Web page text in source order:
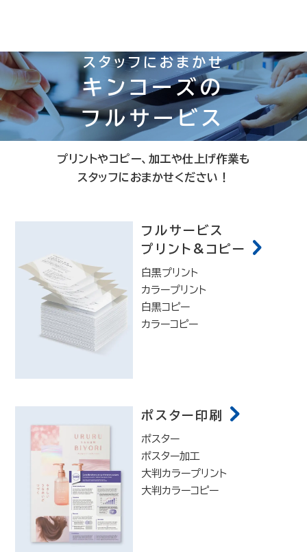
スタッフにおまかせ
キンコーズの
フルサービス
プリントやコピー、加工や仕上げ作業も
スタッフにおまかせください！
フルサービス
プリント&コピー
白黒プリント
カラープリント
白黒コピー
カラーコピー
ポスター印刷
ポスター
ポスター加工
大判カラープリント
大判カラーコピー